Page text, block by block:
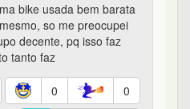
bike usada bem barata
so me preocupei
decente, pq isso faz
tanto faz
0 0